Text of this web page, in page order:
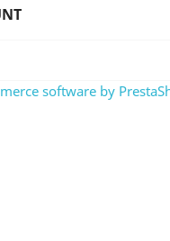
software by